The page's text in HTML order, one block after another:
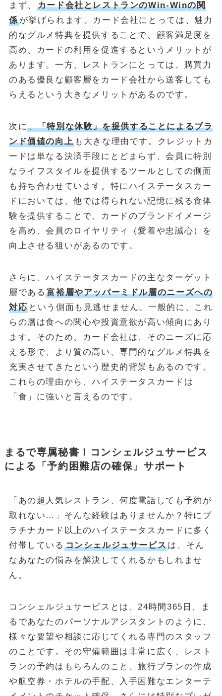
まず、
カード会社とレストランのWin-Winの関
係が挙げられます。カード会社にとっては、魅力
的なグルメ特典を提供することで、顧客満足度を
高め、カードの利用を促進するというメリットが
あります。一方、レストランにとっては、購買力
のある優良な顧客層をカード会社から送客しても
らえるという大きなメリットがあるのです。
次に、「特別な体験」を提供することによるブラ
ンド価値の向上 も大きな理由です。クレジットカ
ードは単なる決済手段にとどまらず、会員に特別
なライフスタイルを提供するツールとしての側面
も持ち合わせています。特にハイステータスカー
ドにおいては、他では得られない記憶に残る食体
験を提供することで、カードのブランドイメージ
を高め、会員のロイヤリティ（愛着や忠誠心）を
向上させる狙いがあるのです。
さらに、ハイステータスカードの主なターゲット
層である富裕層やアッパーミドル層のニーズへの
対応 という側面も見逃せません。一般的に、これ
らの層は食への関心や投資意欲が高い傾向にあり
ます。そのため、カード会社は、そのニーズに応
える形で、より質の高い、専門的なグルメ特典を
充実させてきたという歴史的背景もあるのです。
これらの理由から、ハイステータスカードは
「食」に強いと言えるのです。
まるで専属秘書！コンシェルジュサービス
による「予約困難店の確保」サポート
「あの超人気レストラン、何度電話しても予約が
取れない…」そんな経験はありませんか？特にプ
ラチナカード以上のハイステータスカードに多く
付帯している コンシェルジュサービスは、そん
なあなたの悩みを解決してくれるかもしれませ
ん。
コンシェルジュサービスとは、24時間365日、ま
るであなたのパーソナルアシスタントのように、
様々な要望や相談に応じてくれる専門のスタッフ
のことです。その守備範囲は非常に広く、レスト
ランの予約はもちろんのこと、旅行プランの作成
や航空券・ホテルの手配、入手困難なエンターテ